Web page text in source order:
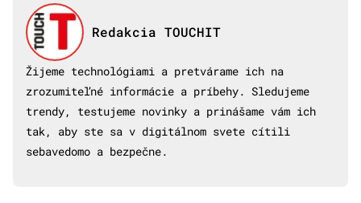
Redakcia TOUCHIT
Žijeme technológiami a pretvárame ich na
zrozumiteľné informácie a príbehy. Sledujeme
trendy, testujeme novinky a prinášame vám ich
tak, aby ste sa v digitálnom svete cítili
sebavedomo a bezpečne.